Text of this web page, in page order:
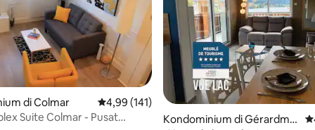
di Colmar Nilai rata-rata 4,99 dari 5, 141 ulasan
4,99 (141)
Suite Colmar - Pusat
Kondominium di Gérardme